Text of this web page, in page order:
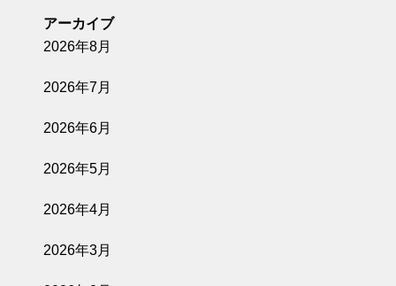
アーカイブ
2026年8月
2026年7月
2026年6月
2026年5月
2026年4月
2026年3月